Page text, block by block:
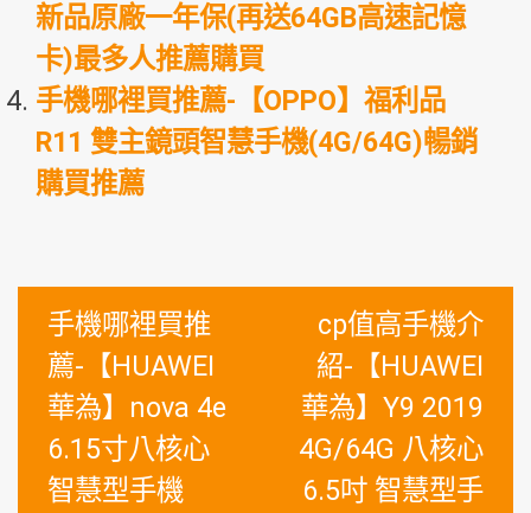
新品原廠一年保(再送64GB高速記憶
卡)最多人推薦購買
手機哪裡買推薦-【OPPO】福利品
R11 雙主鏡頭智慧手機(4G/64G)暢銷
購買推薦
文
章
導
覽
手機哪裡買推
薦-【HUAWEI
華為】nova 4e
6.15寸八核心
智慧型手機
cp值高手機介
紹-【HUAWEI
華為】Y9 2019
4G/64G 八核心
6.5吋 智慧型手